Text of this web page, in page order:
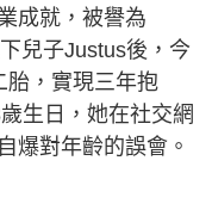
成就，被譽為
兒子Justus後，今
胎，實現三年抱
生日，她在社交網
爆對年齡的誤會。